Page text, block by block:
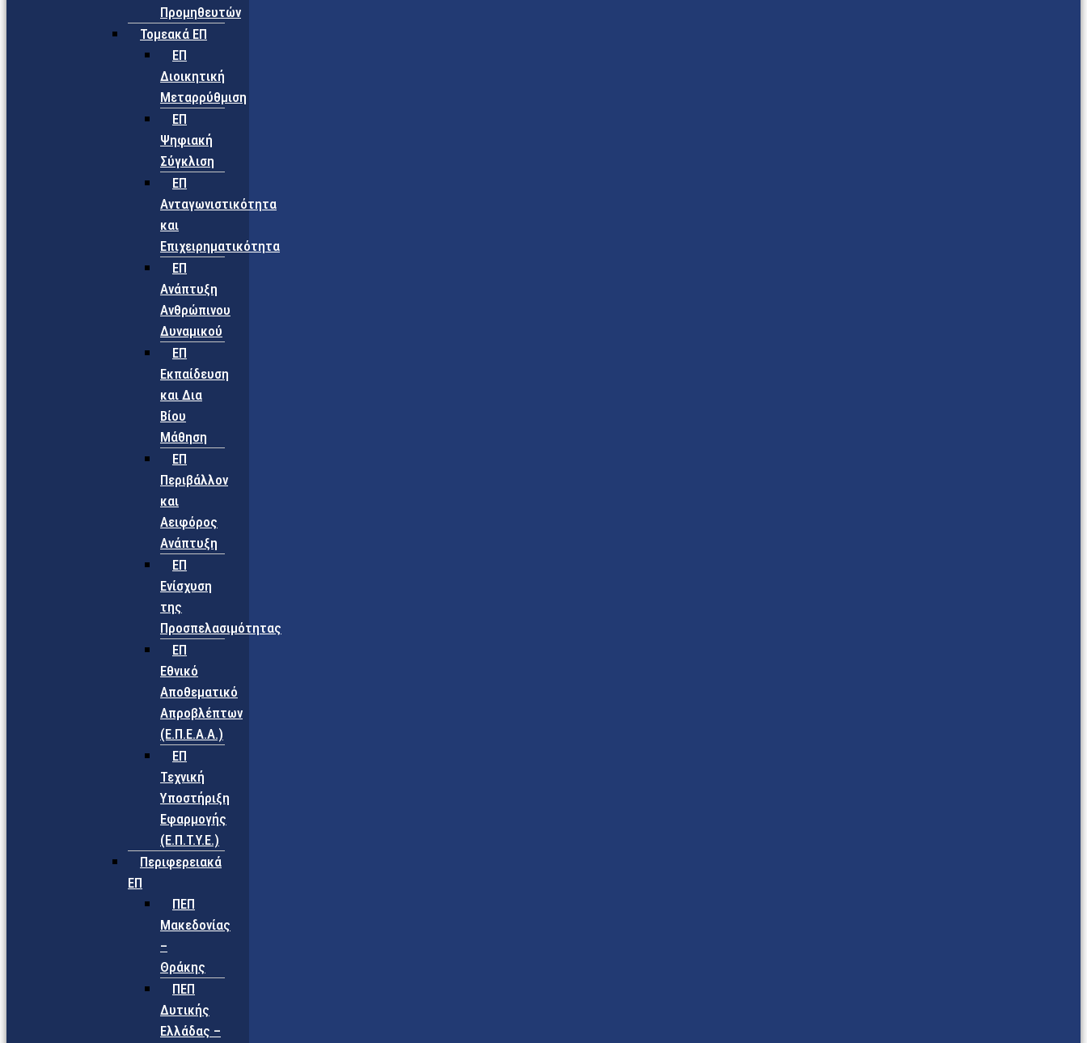
Προμηθευτών
Τομεακά ΕΠ
ΕΠ
Διοικητική
Μεταρρύθμιση
ΕΠ
Ψηφιακή
Σύγκλιση
ΕΠ
Ανταγωνιστικότητα
και
Επιχειρηματικότητα
ΕΠ
Ανάπτυξη
Ανθρώπινου
Δυναμικού
ΕΠ
Εκπαίδευση
και Δια
Βίου
Μάθηση
ΕΠ
Περιβάλλον
και
Αειφόρος
Ανάπτυξη
ΕΠ
Ενίσχυση
της
Προσπελασιμότητας
ΕΠ
Εθνικό
Αποθεματικό
Απροβλέπτων
(Ε.Π.Ε.Α.Α.)
ΕΠ
Τεχνική
Υποστήριξη
Εφαρμογής
(Ε.Π.Τ.Υ.Ε.)
Περιφερειακά
ΕΠ
ΠΕΠ
Μακεδονίας
–
Θράκης
ΠΕΠ
Δυτικής
Ελλάδας –